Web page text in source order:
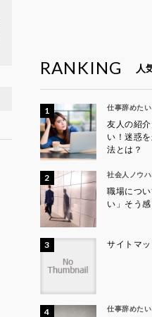
RANKING 人
仕事辞めたい
友人の紹
い！迷惑
法とは？
社会人ノウハ
職場につ
い」そう
サイトマ
仕事辞めたい